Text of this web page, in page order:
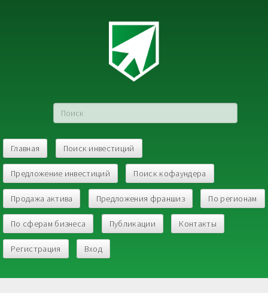
Главная Поиск инвестиций
Предложение инвестиций Поиск кофаундера
Продажа актива Предложения франшиз По регионам
По сферам бизнеса Публикации Контакты
Регистрация Вход